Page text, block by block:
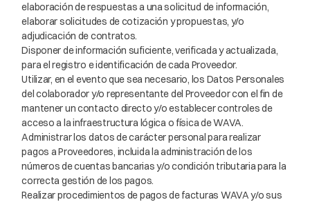
elaboración de respuestas a una solicitud de información,
elaborar solicitudes de cotización y propuestas, y/o
adjudicación de contratos.
Disponer de información suficiente, verificada y actualizada,
para el registro e identificación de cada Proveedor.
Utilizar, en el evento que sea necesario, los Datos Personales
del colaborador y/o representante del Proveedor con el fin de
mantener un contacto directo y/o establecer controles de
acceso a la infraestructura lógica o física de WAVA.
Administrar los datos de carácter personal para realizar
pagos a Proveedores, incluida la administración de los
números de cuentas bancarias y/o condición tributaria para la
correcta gestión de los pagos.
Realizar procedimientos de pagos de facturas WAVA y/o sus